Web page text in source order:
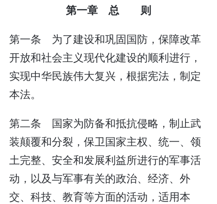
第一章 总 则
第一条 为了建设和巩固国防，保障改革
开放和社会主义现代化建设的顺利进行，
实现中华民族伟大复兴，根据宪法，制定
本法。
第二条 国家为防备和抵抗侵略，制止武
装颠覆和分裂，保卫国家主权、统一、领
土完整、安全和发展利益所进行的军事活
动，以及与军事有关的政治、经济、外
交、科技、教育等方面的活动，适用本